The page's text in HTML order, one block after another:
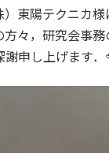
東陽テクニカ
方々，研究会事
申し上げます